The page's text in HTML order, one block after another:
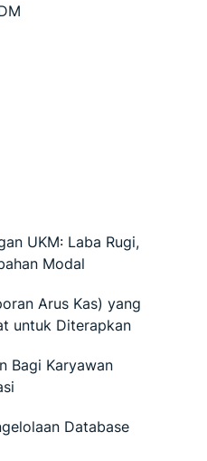
UKM: Laba Rugi,
Modal
Arus Kas) yang
untuk Diterapkan
Bagi Karyawan
Database